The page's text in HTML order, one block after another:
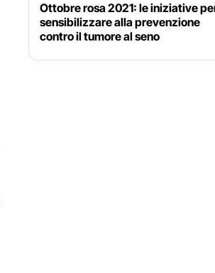
Ottobre rosa 2021: le iniziative
sensibilizzare alla prevenzione
contro il tumore al seno